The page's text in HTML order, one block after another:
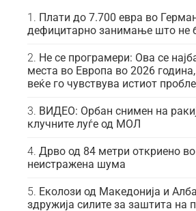
Плати до 7.700 евра во
дефицитарно занимање што не
Не се програмери: Ова се
места во Европа во 2026
веќе го чувствува истиот
ВИДЕО: Орбан снимен на
клучните луѓе од МОЛ
Дрво од 84 метри откриено во
неистражена шума
Еколози од Македонија и
здружија силите за заштита на